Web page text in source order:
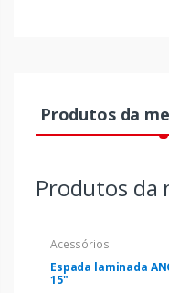
Produtos da
Produtos da
Acessórios
Espada laminada
15"